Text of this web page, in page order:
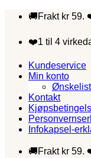
Skip
🚚Frakt kr 59.
❤️1 til 4
Kundeservice
Min konto
Kontakt
Infokapsel-
🚚Frakt kr 59.